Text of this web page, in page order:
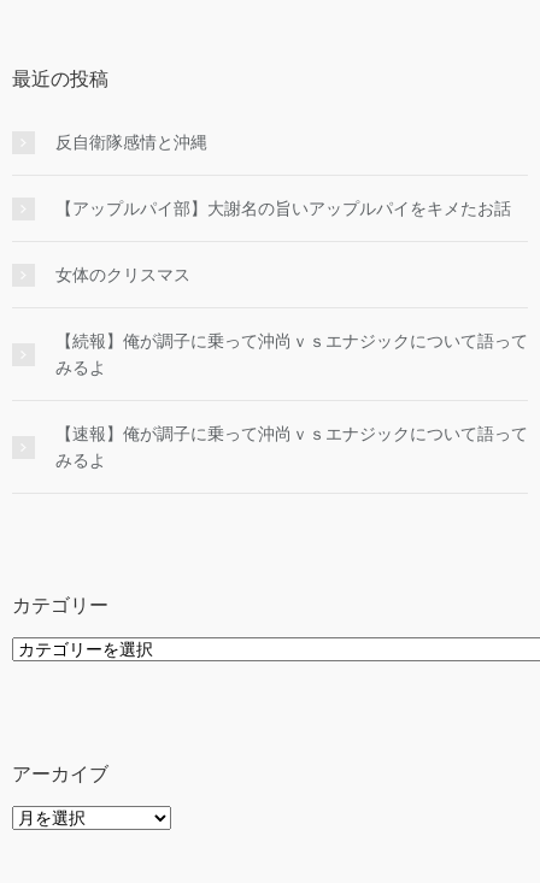
最近の投稿
反自衛隊感情と沖縄
【アップルパイ部】大謝名の旨いアップルパイをキメたお話
女体のクリスマス
【続報】俺が調子に乗って沖尚ｖｓエナジックについて語って
みるよ
【速報】俺が調子に乗って沖尚ｖｓエナジックについて語って
みるよ
カテゴリー
カ
アーカイブ
ア